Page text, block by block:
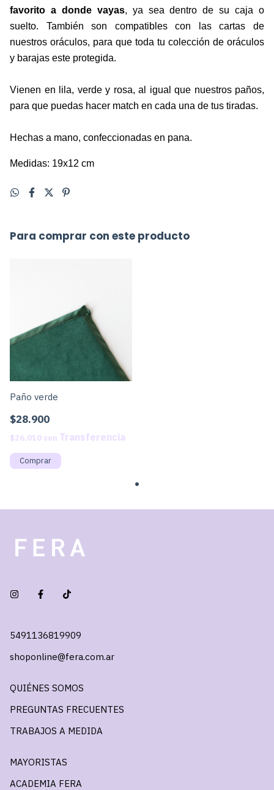
favorito a donde vayas, ya sea dentro de su caja o
suelto. También son compatibles con las cartas de
nuestros oráculos, para que toda tu colección de oráculos
y barajas este protegida.
Vienen en lila, verde y rosa, al igual que nuestros paños,
para que puedas hacer match en cada una de tus tiradas.
Hechas a mano, confeccionadas en pana.
Medidas: 19x12 cm
Para comprar con este producto
Paño verde
$28.900
$26.010 con
5491136819909
shoponline@fera.com.ar
QUIÉNES SOMOS
PREGUNTAS FRECUENTES
TRABAJOS A MEDIDA
MAYORISTAS
ACADEMIA FERA